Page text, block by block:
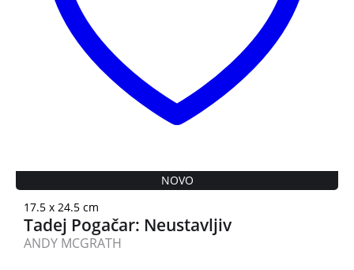
NOVO
17.5 x 24.5 cm
Tadej Pogačar: Neustavljiv
ANDY MCGRATH